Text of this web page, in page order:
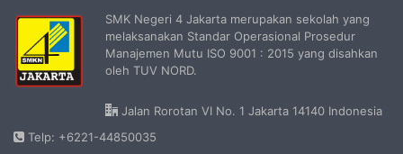
SMK Negeri 4 Jakarta merupakan sekolah yang
melaksanakan Standar Operasional Prosedur
Manajemen Mutu ISO 9001 : 2015 yang disahkan
oleh TUV NORD.
Jalan Rorotan VI No. 1 Jakarta 14140 Indonesia
Telp: +6221-44850035